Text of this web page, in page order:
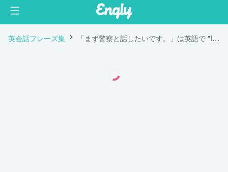
英会話フレーズ集 「まず警察と話したいです。」は英語で "I’d like to talk to the police first."